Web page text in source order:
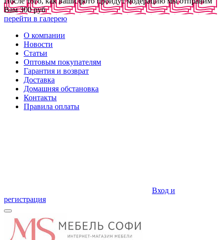
Вам 300 руб
перейти в галерею
О компании
Новости
Статьи
Оптовым покупателям
Гарантия и возврат
Доставка
Домашняя обстановка
Контакты
Правила оплаты
Вход и
регистрация